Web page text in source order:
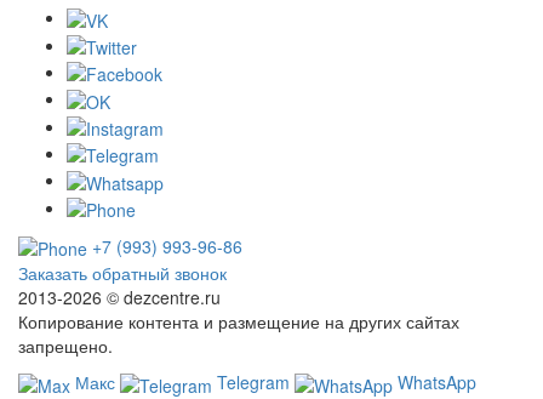
+7 (993) 993-96-86
Заказать обратный звонок
2013-2026 © dezcentre.ru
Копирование контента и размещение на других сайтах
запрещено.
Макс
Telegram
WhatsApp